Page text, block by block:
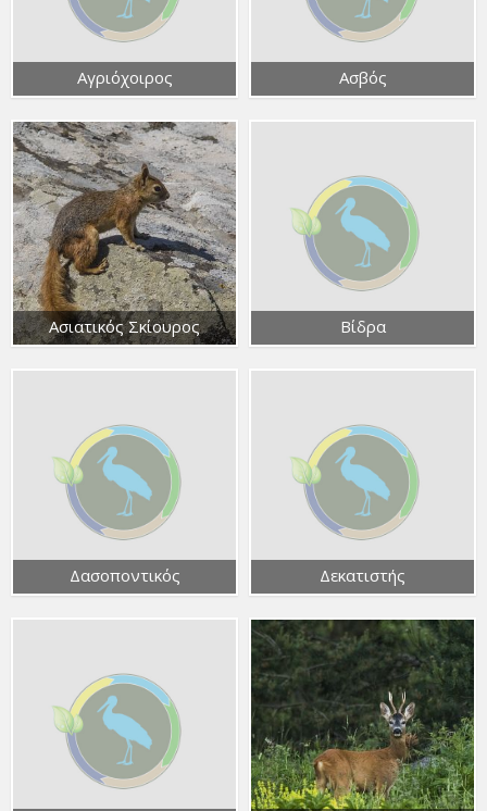
Αγριόχοιρος Ασβός
Ασιατικός Σκίουρος Βίδρα
Δασοποντικός Δεκατιστής